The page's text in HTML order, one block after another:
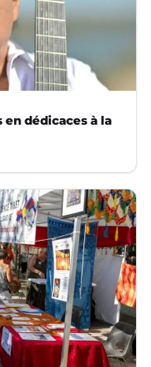
en dédicaces à la